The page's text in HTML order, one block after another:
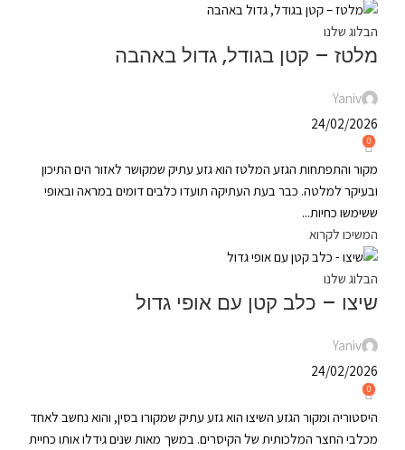
הבלוג שלנו
מלטז – קטן בגודל, גדול באהבה
Yaniv
24/02/2026
0
מקור והתפתחות הגזע המלטז הוא גזע עתיק שמקושר לאזור הים התיכון
ובעיקר למלטה. כבר בעת העתיקה תועדו כלבים דומים במראה ובאופי
ששימשו כחיות...
המשיכו לקרוא
הבלוג שלנו
שיצו – כלב קטן עם אופי גדול
Yaniv
24/02/2026
0
היסטוריה ומקור הגזע השיצו הוא גזע עתיק שמקורו בסין, והוא נחשב לאחד
מכלבי החצר המלכותית של הקיסרים. במשך מאות שנים גידלו אותו כחיית